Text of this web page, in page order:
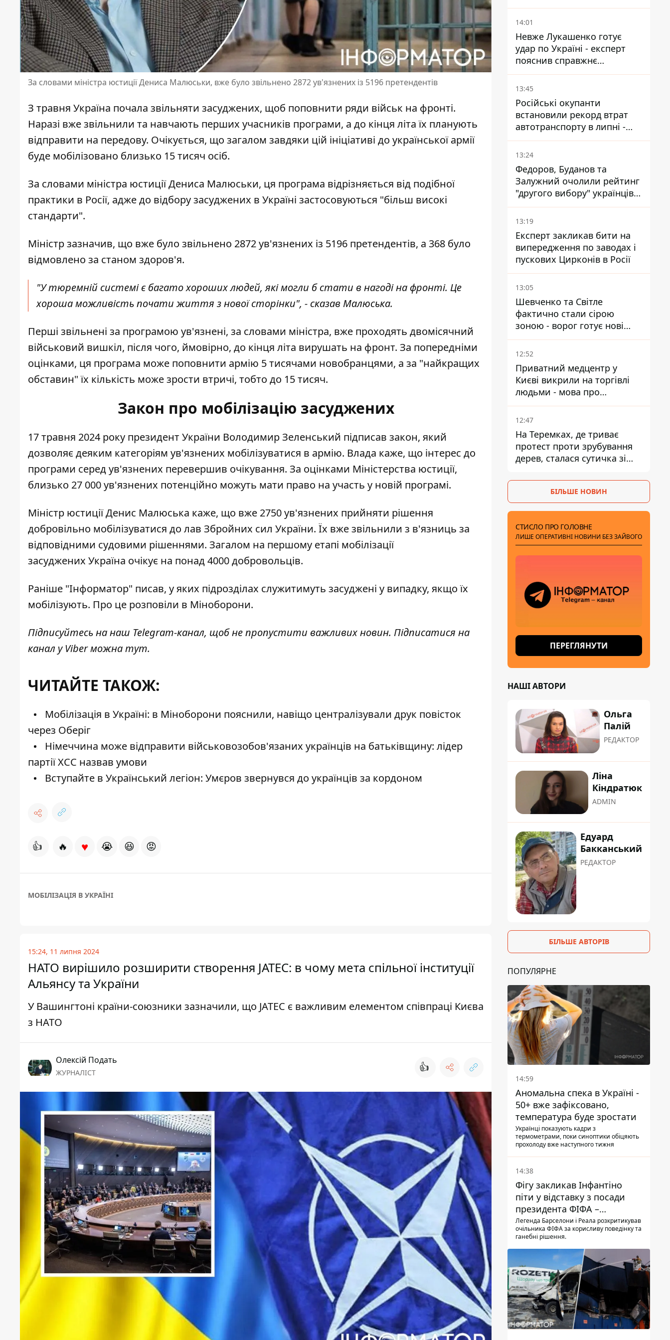
За словами міністра юстиції Дениса Малюськи, вже було звільнено 2872 ув'язнених із 5196 претендентів
З травня Україна почала звільняти засуджених, щоб поповнити ряди військ на фронті.
Наразі вже звільнили та навчають перших учасників програми, а до кінця літа їх планують
відправити на передову. Очікується, що загалом завдяки цій ініціативі до української армії
буде мобілізовано близько 15 тисяч осіб.
За словами міністра юстиції Дениса Малюськи, ця програма відрізняється від подібної
практики в Росії, адже до відбору засуджених в Україні застосовуються "більш високі
стандарти".
Міністр зазначив, що вже було звільнено 2872 ув'язнених із 5196 претендентів, а 368 було
відмовлено за станом здоров'я.
"У тюремній системі є багато хороших людей, які могли б стати в нагоді на фронті. Це
хороша можливість почати життя з нової сторінки", - сказав Малюська.
Перші звільнені за програмою ув'язнені, за словами міністра, вже проходять двомісячний
військовий вишкіл, після чого, ймовірно, до кінця літа вирушать на фронт. За попередніми
оцінками, ця програма може поповнити армію 5 тисячами новобранцями, а за "найкращих
обставин" їх кількість може зрости втричі, тобто до 15 тисяч.
Закон про мобілізацію засуджених
17 травня 2024 року президент України Володимир Зеленський підписав закон, який
дозволяє деяким категоріям ув'язнених мобілізуватися в армію. Влада каже, що інтерес до
програми серед ув'язнених перевершив очікування. За оцінками Міністерства юстиції,
близько 27 000 ув'язнених потенційно можуть мати право на участь у новій програмі.
Міністр юстиції Денис Малюська каже, що вже 2750 ув'язнених прийняти рішення
добровільно мобілізуватися до лав Збройних сил України. Їх вже звільнили з в'язниць за
відповідними судовими рішеннями. Загалом на першому етапі мобілізації
засуджених Україна очікує на понад 4000 добровольців.
Раніше "Інформатор" писав, у яких підрозділах служитимуть засуджені у випадку, якщо їх
мобілізують. Про це розповіли в Міноборони.
Підписуйтесь на наш Telegram-канал, щоб не пропустити важливих новин. Підписатися на
канал у Viber можнатут.
ЧИТАЙТЕ ТАКОЖ:
Мобілізація в Україні: в Міноборони пояснили, навіщо централізували друк повісток
через Оберіг
Німеччина може відправити військовозобов'язаних українців на батьківщину: лідер
партії ХСС назвав умови
Вступайте в Український легіон: Умєров звернувся до українців за кордоном
👍 🔥 ♥ 😭 😆 😡
МОБІЛІЗАЦІЯ В УКРАЇНІ
15:24, 11 липня 2024
НАТО вирішило розширити створення JATEC: в чому мета спільної інституції
Альянсу та України
У Вашингтоні країни-союзники зазначили, що JATEC є важливим елементом співпраці Києва
з НАТО
Олексій Подать
ЖУРНАЛІСТ 👍
вдарити дроном по
українському літаку на
14:01
Невже Лукашенко готує
удар по Україні - експерт
пояснив справжнє
призначення нової
гомельської бригади
13:45
Російські окупанти
встановили рекорд втрат
автотранспорту в липні -
майже 14 тисяч одиниць
13:24
Федоров, Буданов та
Залужний очолили рейтинг
"другого вибору" українців -
опитування показало
альтернативні симпатії
13:19
Експерт закликав бити на
випередження по заводах і
пускових Цирконів в Росії
13:05
Шевченко та Світле
фактично стали сірою
зоною - ворог готує нові
атаки на Добропільському
напрямку
12:52
Приватний медцентр у
Києві викрили на торгівлі
людьми - мова про
сурогатне материнство
12:47
На Теремках, де триває
протест проти зрубування
дерев, сталася сутичка зі
БІЛЬШЕ НОВИН
СТИСЛО ПРО ГОЛОВНЕ
ЛИШЕ ОПЕРАТИВНІ НОВИНИ БЕЗ ЗАЙВОГО
ПЕРЕГЛЯНУТИ
НАШІ АВТОРИ
Ольга
Палій
РЕДАКТОР
Ліна
Кіндратюк
ADMIN
Едуард
Бакканський
РЕДАКТОР
БІЛЬШЕ АВТОРІВ
ПОПУЛЯРНЕ
14:59
Аномальна спека в Україні -
50+ вже зафіксовано,
температура буде зростати
Українці показують кадри з
термометрами, поки синоптики обіцяють
прохолоду вже наступного тижня
14:38
Фігу закликав Інфантіно
піти у відставку з посади
президента ФІФА –
врятувати футбол ще не
пізно
Легенда Барселони і Реала розкритикував
очільника ФІФА за корисливу поведінку та
ганебні рішення.